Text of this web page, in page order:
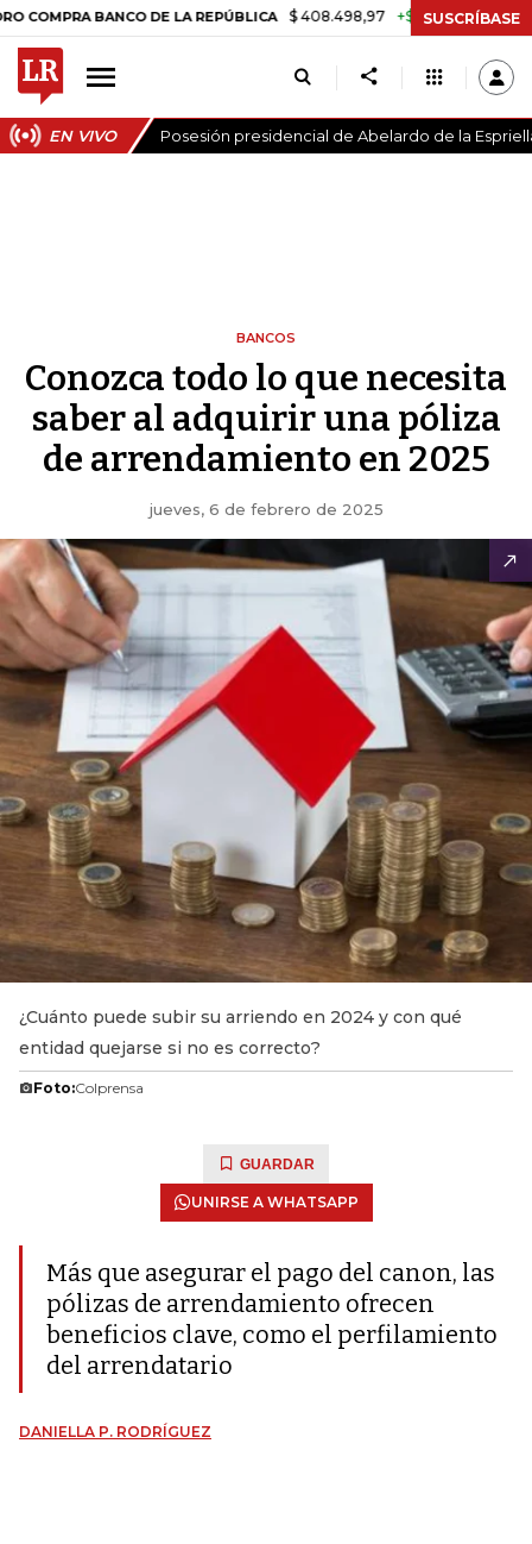
BANCO DE LA REPÚBLICA $ 408.498,97 +$ 8.753,81 +2,19%
SUSCRÍBASE
EN VIVO Posesión presidencial de Abelardo de la
BANCOS
Conozca todo lo que necesita
saber al adquirir una póliza
de arrendamiento en 2025
jueves, 6 de febrero de 2025
¿Cuánto puede subir su arriendo en 2024 y con qué
entidad quejarse si no es correcto?
Foto:Colprensa
GUARDAR
UNIRSE A WHATSAPP
Más que asegurar el pago del canon, las
pólizas de arrendamiento ofrecen
beneficios clave, como el perfilamiento
del arrendatario
DANIELLA P. RODRÍGUEZ